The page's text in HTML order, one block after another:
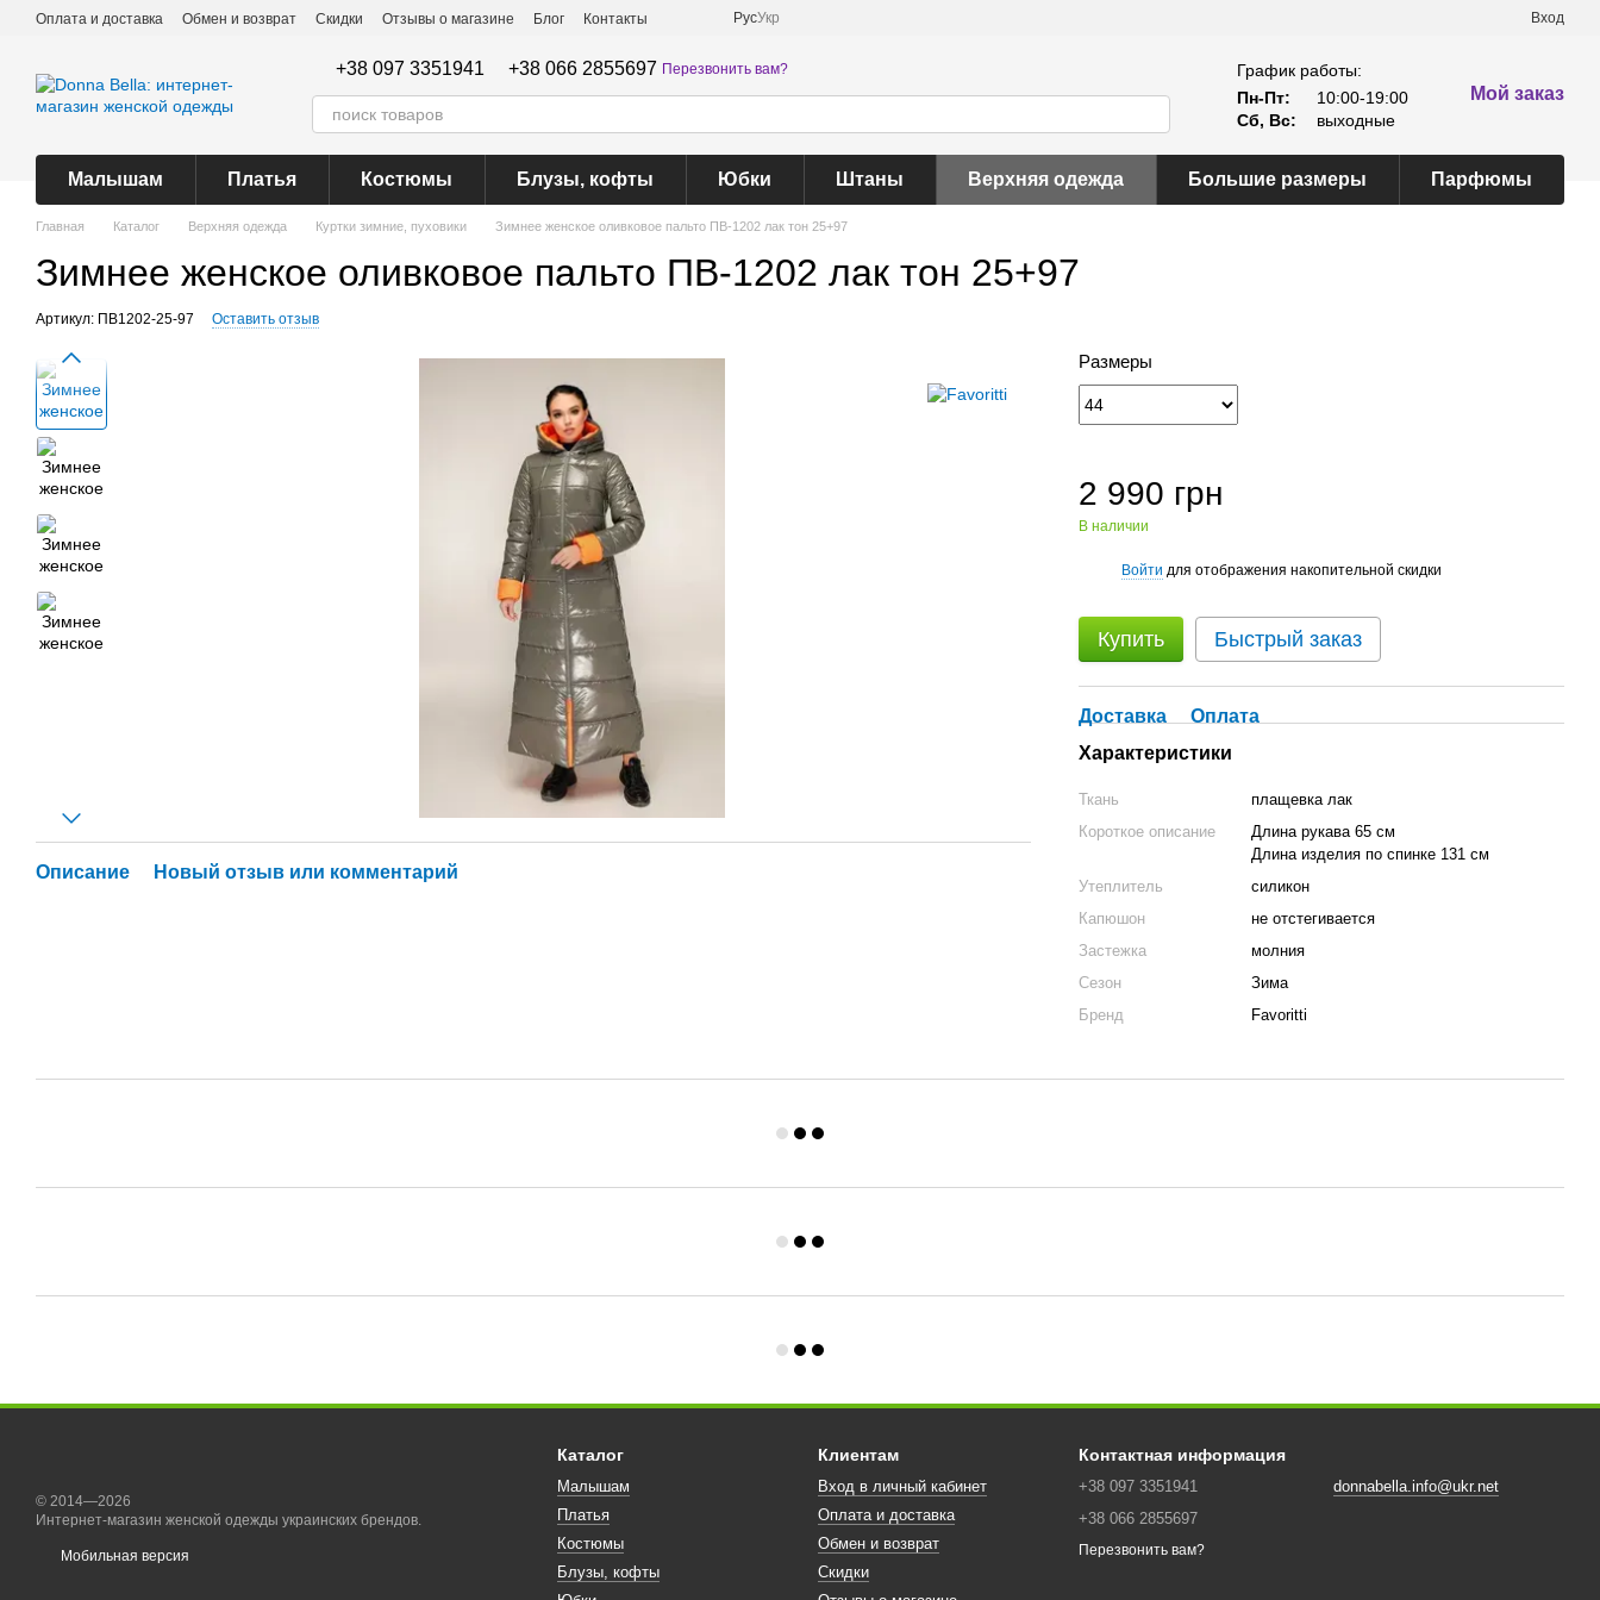
Перейти к основному контенту
Оплата и доставка Обмен и возврат Скидки Отзывы о магазине Блог Контакты РусУкр Вход
+38 097 3351941 +38 066 2855697 Перезвонить вам?
График работы:
Пн-Пт:
10:00-19:00
Сб, Вс:
выходные
Мой заказ
Малышам Платья Костюмы Блузы, кофты Юбки Штаны Верхняя одежда Большие размеры Парфюмы
Главная Каталог Верхняя одежда Куртки зимние, пуховики Зимнее женское оливковое пальто ПВ-1202 лак тон 25+97
Зимнее женское оливковое пальто ПВ-1202 лак тон 25+97
Артикул: ПВ1202-25-97 Оставить отзыв
Описание Новый отзыв или комментарий
Размеры
2 990 грн
В наличии
Войти для отображения накопительной скидки
Купить Быстрый заказ
Доставка
Оплата
Характеристики
Ткань
плащевка лак
Короткое описание
Длина рукава 65 см
Длина изделия по спинке 131 см
Утеплитель
силикон
Капюшон
не отстегивается
Застежка
молния
Сезон
Зима
Бренд
Favoritti
© 2014—2026
Интернет-магазин женской одежды украинских брендов.
Мобильная версия
Каталог
Малышам
Платья
Костюмы
Блузы, кофты
Клиентам
Вход в личный кабинет
Оплата и доставка
Обмен и возврат
Скидки
Контактная информация
+38 097 3351941
+38 066 2855697
Перезвонить вам?
donnabella.info@ukr.net